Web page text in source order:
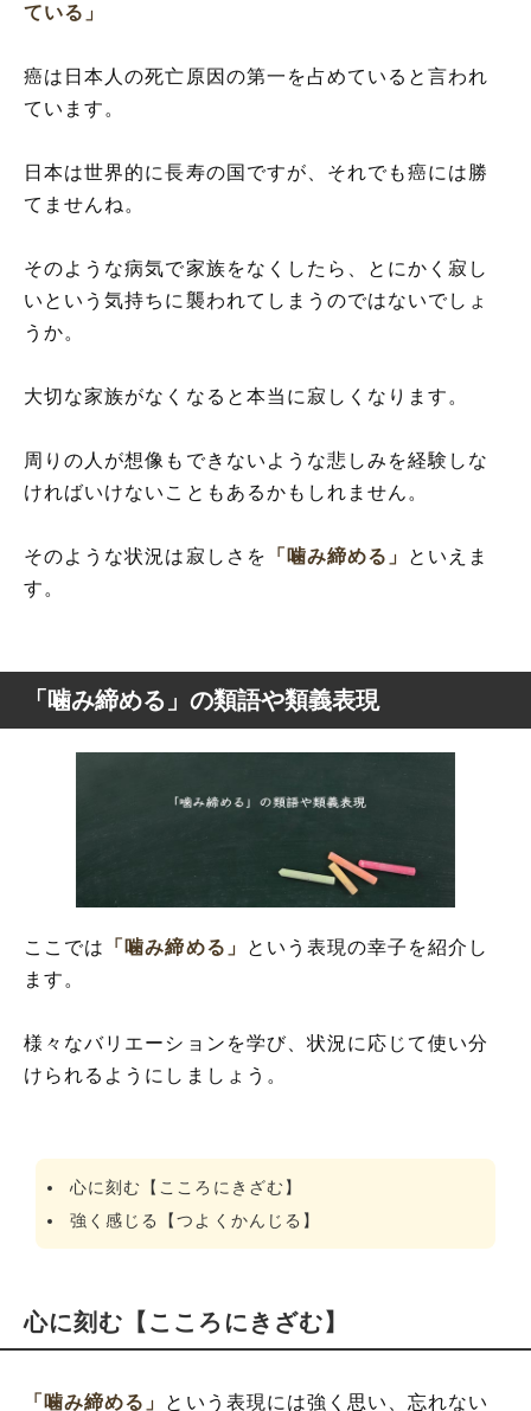
ている」
癌は日本人の死亡原因の第一を占めていると言われ
ています。
日本は世界的に長寿の国ですが、それでも癌には勝
てませんね。
そのような病気で家族をなくしたら、とにかく寂し
いという気持ちに襲われてしまうのではないでしょ
うか。
大切な家族がなくなると本当に寂しくなります。
周りの人が想像もできないような悲しみを経験しな
ければいけないこともあるかもしれません。
そのような状況は寂しさを 「噛み締める」
といえま
す。
「噛み締める」の類語や類義表現
ここでは 「噛み締める」
という表現の幸子を紹介し
ます。
様々なバリエーションを学び、状況に応じて使い分
けられるようにしましょう。
心に刻む【こころにきざむ】
強く感じる【つよくかんじる】
心に刻む【こころにきざむ】
「噛み締める」 という表現には強く思い、忘れない